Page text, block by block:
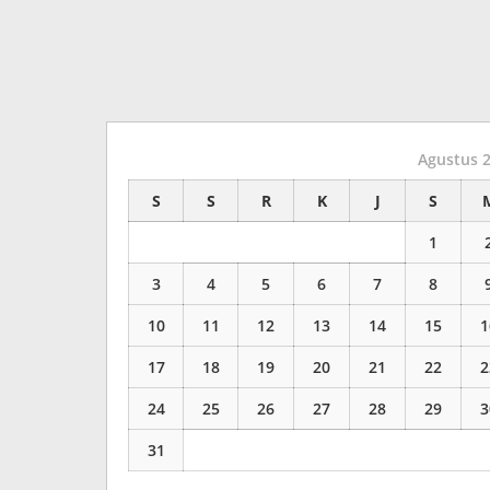
Agustus
S
S R K J S
1
3
4 5 6 7 8
10
11 12 13 14 15
17
18 19 20 21 22
24
25 26 27 28 29
31